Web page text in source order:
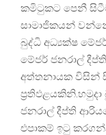
කමිටුකට පෙනී
සාමාජිකයන්
බුද්ධි අධ්‍යක්ෂ
මේජර් ජනරාල්
අත්තනායක විසින්
ජනරාල් දීප්ති
එපාකම් ඉටු